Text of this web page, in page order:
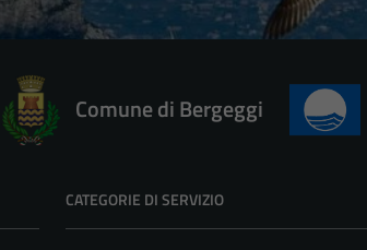
Comune di Bergeggi
CATEGORIE DI SERVIZIO